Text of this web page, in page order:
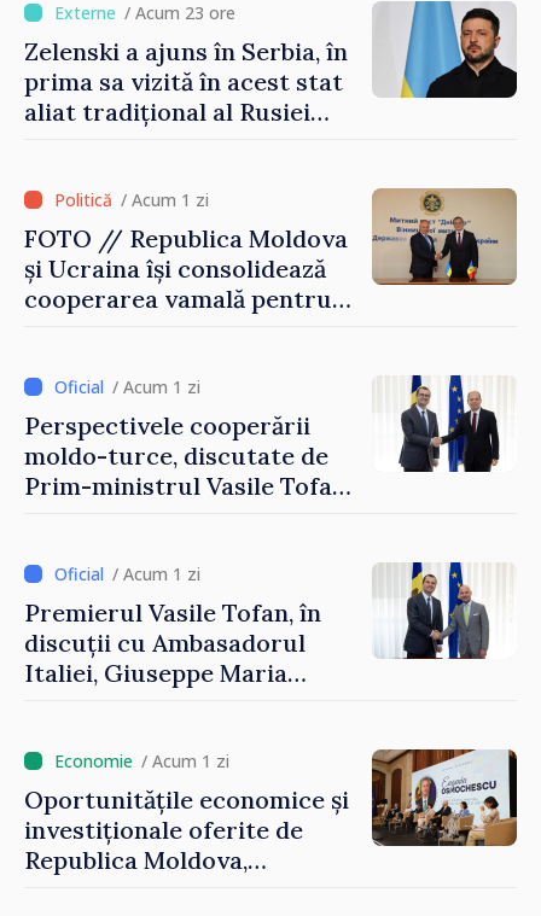
/ Acum 23 ore
Zelenski a ajuns în Serbia, în
prima sa vizită în acest stat
aliat tradițional al Rusiei
/ Acum 1 zi
FOTO // Republica Moldova
și Ucraina își consolidează
cooperarea vamală pentru
Reuniune la Moghiliov-
Podolsk
/ Acum 1 zi
Perspectivele cooperării
moldo-turce, discutate de
Prim-ministrul Vasile Tofan
/ Acum 1 zi
Premierul Vasile Tofan, în
discuții cu Ambasadorul
Italiei, Giuseppe Maria
/ Acum 1 zi
Oportunitățile economice și
investiționale oferite de
Republica Moldova,